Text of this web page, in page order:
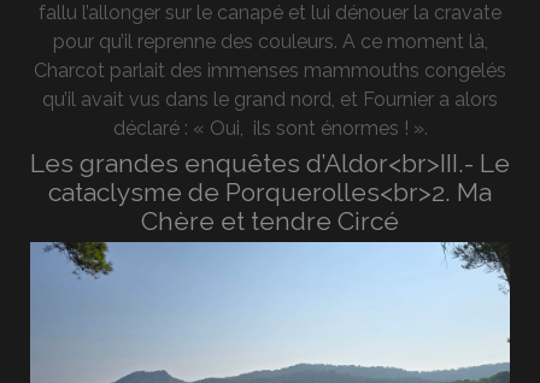
fallu l’allonger sur le canapé et lui dénouer la cravate
pour qu’il reprenne des couleurs. A ce moment là,
Charcot parlait des immenses mammouths congelés
qu’il avait vus dans le grand nord, et Fournier a alors
déclaré : « Oui, ils sont énormes ! ».
Les grandes enquêtes d’Aldor<br>III.- Le
cataclysme de Porquerolles<br>2. Ma
Chère et tendre Circé